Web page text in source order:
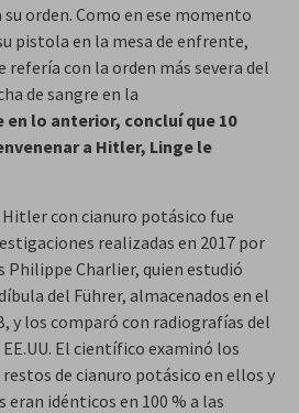
orden. Como en ese momento
pistola en la mesa de enfrente,
refería con la orden más severa del
de sangre en la
en lo anterior, concluí que 10
a Hitler, Linge le
con cianuro potásico fue
realizadas en 2017 por
Charlier, quien estudió
del Führer, almacenados en el
y los comparó con radiografías del
El científico examinó los
de cianuro potásico en ellos y
eran idénticos en 100 % a las